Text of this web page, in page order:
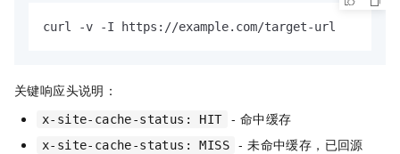
curl -v -I https://example.com/target-url
关键响应头说明：
x-site-cache-status: HIT - 命中缓存
x-site-cache-status: MISS - 未命中缓存，已回源